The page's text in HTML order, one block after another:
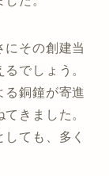
にその創建当
でしょう。
る銅鐘が寄進
きました。
ても、多く